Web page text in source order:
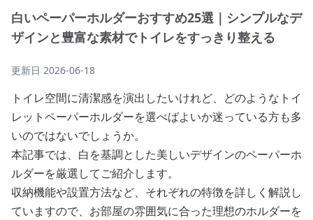
白いペーパーホルダーおすすめ25選｜シンプルなデ
ザインと豊富な素材でトイレをすっきり整える
更新日 2026-06-18
トイレ空間に清潔感を演出したいけれど、どのようなトイ
レットペーパーホルダーを選べばよいか迷っている方も多
いのではないでしょうか。
本記事では、白を基調とした美しいデザインのペーパーホ
ルダーを厳選してご紹介します。
収納機能や設置方法など、それぞれの特徴を詳しく解説し
ていますので、お部屋の雰囲気に合った理想のホルダーを